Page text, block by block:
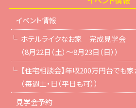
イベント情報
ホテルライクなお家 完成見学会
（8月22日（土）～8月23日（日））
【住宅相談会】年収200万円台でも家
（毎週土・日（平日も可））
見学会予約